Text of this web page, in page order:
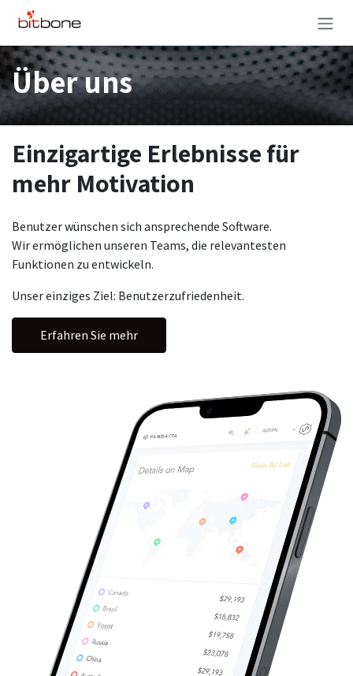
Zum Inhalt springen
Über uns
Einzigartige Erlebnisse für
mehr Motivation
Benutzer wünschen sich ansprechende Software.
Wir ermöglichen unseren Teams, die relevantesten
Funktionen zu entwickeln.
Unser einziges Ziel: Benutzerzufriedenheit.
Erfahren Sie mehr